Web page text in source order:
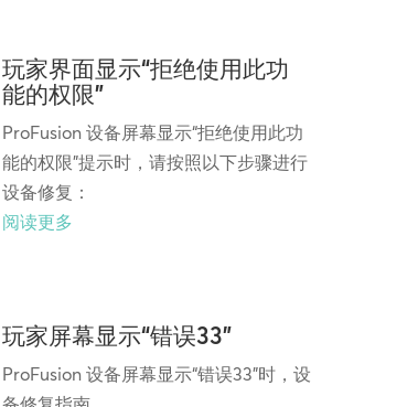
玩家界面显示“拒绝使用此功
能的权限”
ProFusion 设备屏幕显示“拒绝使用此功
能的权限”提示时，请按照以下步骤进行
设备修复：
阅读更多
玩家屏幕显示“错误33”
ProFusion 设备屏幕显示“错误33”时，设